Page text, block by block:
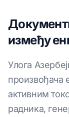
између
Улога
произвођача
активним
радника,